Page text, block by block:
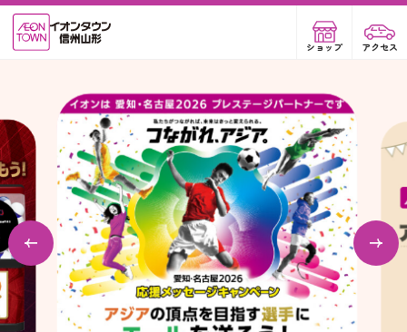
ショップ アクセス